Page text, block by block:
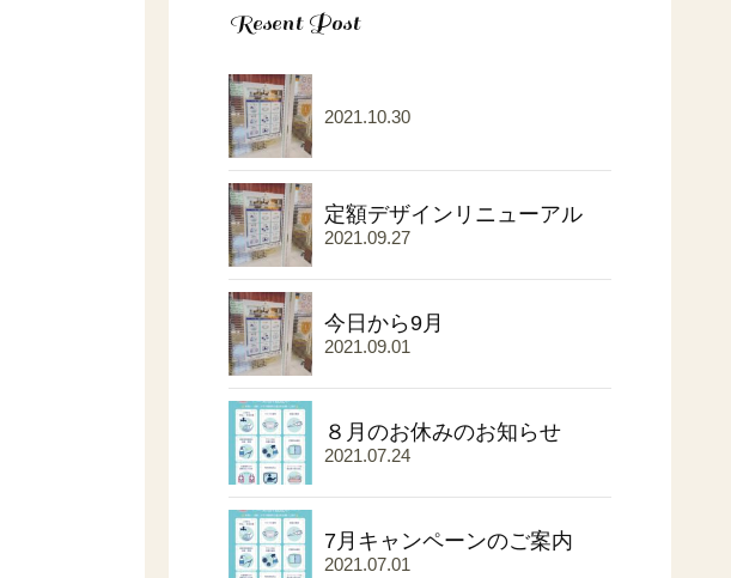
Resent Post
2021.10.30
定額デザインリニューアル
2021.09.27
今日から9月
2021.09.01
８月のお休みのお知らせ
2021.07.24
7月キャンペーンのご案内
2021.07.01